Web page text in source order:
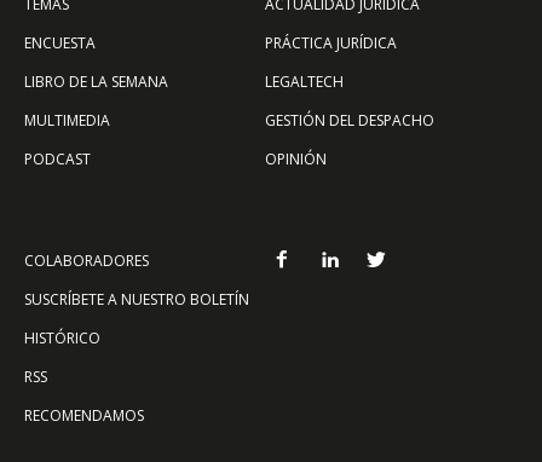
TEMAS
ENCUESTA
LIBRO DE LA SEMANA
MULTIMEDIA
PODCAST
ACTUALIDAD JURÍDICA
PRÁCTICA JURÍDICA
LEGALTECH
GESTIÓN DEL DESPACHO
OPINIÓN
COLABORADORES
SUSCRÍBETE A NUESTRO BOLETÍN
HISTÓRICO
RSS
RECOMENDAMOS